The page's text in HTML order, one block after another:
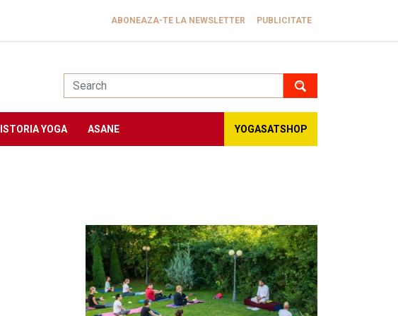
ABONEAZA-TE LA NEWSLETTER PUBLICITATE
ISTORIA YOGA ASANE YOGASATSHOP
Image